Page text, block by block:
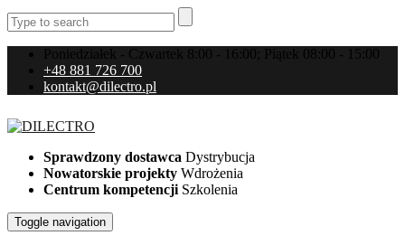
Poniedziałek - Czwartek 8:00 - 16:00; Piątek 08:00 - 15:00
+48 881 726 700
kontakt@dilectro.pl
Sprawdzony dostawca Dystrybucja
Nowatorskie projekty Wdrożenia
Centrum kompetencji Szkolenia
Toggle navigation